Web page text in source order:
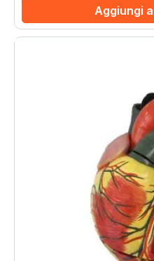
Aggiungi